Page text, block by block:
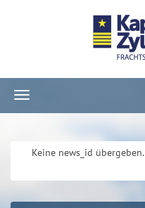
Navigation
ein-/ausblenden
Keine news_id übergeben.